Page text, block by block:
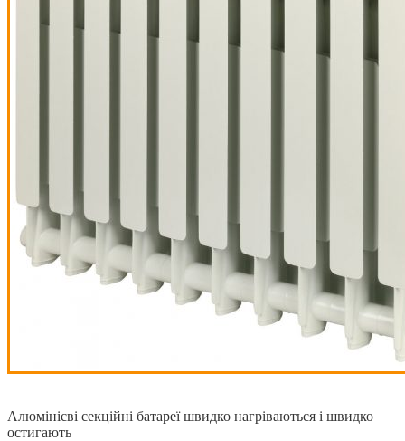
Алюмінієві секційні батареї швидко нагріваються і швидко
остигають